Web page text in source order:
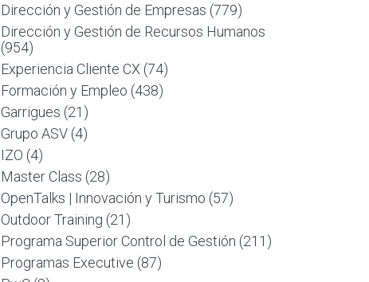
Dirección y Gestión de Empresas (779)
Dirección y Gestión de Recursos Humanos
(954)
Experiencia Cliente CX (74)
Formación y Empleo (438)
Garrigues (21)
Grupo ASV (4)
IZO (4)
Master Class (28)
OpenTalks | Innovación y Turismo (57)
Outdoor Training (21)
Programa Superior Control de Gestión (211)
Programas Executive (87)